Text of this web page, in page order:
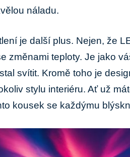
náladu.
je ‌další ⁣plus. Nejen, že
změnami teploty. Je​ jako
svítit. Kromě toho je
stylu⁤ interiéru. Ať už
kousek⁤ se každýmu